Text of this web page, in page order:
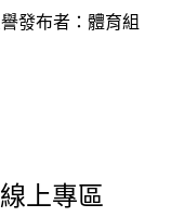
發布者：體育組
線上專區